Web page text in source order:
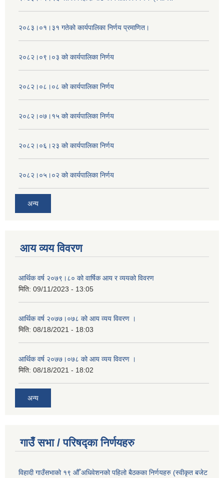
२०८३।०१।३१ गतेको कार्यपालिका निर्णय प्रमाणित।
२०८२।०९।०३ को कार्यपालिका निर्णय
२०८२।०८।०८ को कार्यपालिका निर्णय
२०८२।०७।१५ को कार्यपालिका निर्णय
२०८२।०६।२३ को कार्यपालिका निर्णय
२०८२।०५।०२ को कार्यपालिका निर्णय
अन्य
आय व्यय विवरण
आर्थिक वर्ष २०७९।८० को वार्षिक आय र व्ययको विवरण
मिति: 09/11/2023 - 13:05
आर्थिक वर्ष २०७७।०७८ को आय व्यय विवरण ।
मिति: 08/18/2021 - 18:03
आर्थिक वर्ष २०७७।०७८ को आय व्यय विवरण ।
मिति: 08/18/2021 - 18:02
अन्य
गाउँ सभा / परिषद्का निर्णयहरु
विहादी गाउँसभाको १९ औँ अधिवेशनको पहिलो बैठकका निर्णयहरु (स्वीकृत बजेट